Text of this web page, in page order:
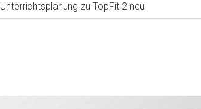
Unterrichtsplanung zu TopFit 2 neu